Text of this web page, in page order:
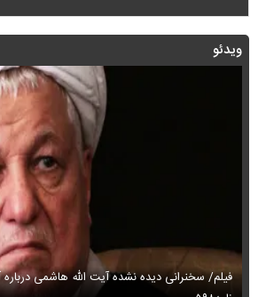
ویدئو
فیلم/ سخنرانی دیده نشده آیت الله هاشمی